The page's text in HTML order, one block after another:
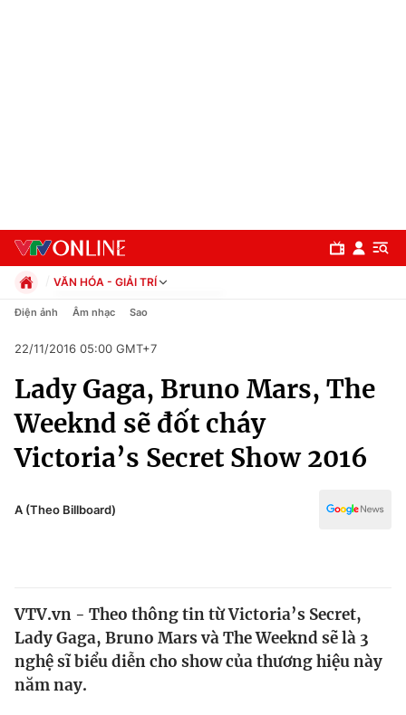
Chuyên mục
Chính trị
Xã hội
Pháp luật
Thế giới
Tin tức
Thế giới đó đây
Kinh tế
VĂN HÓA - GIẢI TRÍ
Chính trị
Pháp luật
Kinh tế
Thể thao
Truyền hình
Văn hóa - Giải trí
Công nghệ
Điện ảnh Âm nhạc Sao
22/11/2016 05:00 GMT+7
Lady Gaga, Bruno Mars, The
Weeknd sẽ đốt cháy
Victoria’s Secret Show 2016
A (Theo Billboard)
VTV.vn - Theo thông tin từ Victoria’s Secret,
Lady Gaga, Bruno Mars và The Weeknd sẽ là 3
nghệ sĩ biểu diễn cho show của thương hiệu này
năm nay.